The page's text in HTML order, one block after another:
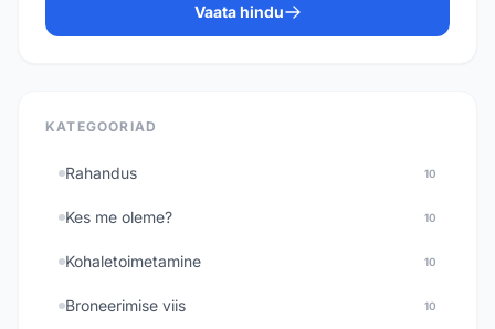
Vaata hindu
KATEGOORIAD
Rahandus 10
Kes me oleme? 10
Kohaletoimetamine 10
Broneerimise viis 10